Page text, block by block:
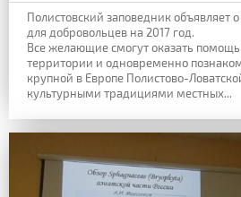
Полистовский заповедник объявляет
для добровольцев на 2017 год.
Все желающие смогут оказать
территории и одновременно
крупной в Европе Полистово-
культурными традициями местных...